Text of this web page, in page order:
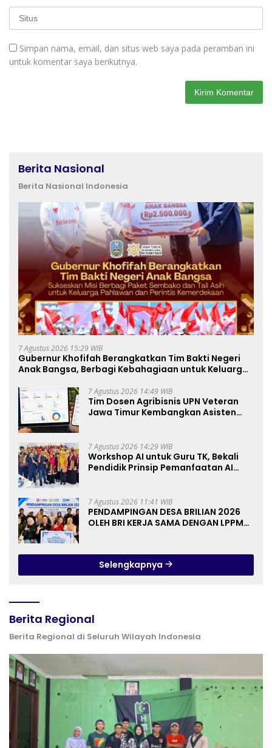
Simpan nama, email, dan situs web saya pada peramban ini
untuk komentar saya berikutnya.
Berita Nasional
Berita Nasional Indonesia
7 Agustus 2026 15:29 WIB
Gubernur Khofifah Berangkatkan Tim Bakti Negeri
Anak Bangsa, Berbagi Kebahagiaan untuk Keluarga
7 Agustus 2026 14:49 WIB
Tim Dosen Agribisnis UPN Veteran
Jawa Timur Kembangkan Asisten
7 Agustus 2026 14:29 WIB
Workshop AI untuk Guru TK, Bekali
Pendidik Prinsip Pemanfaatan AI
7 Agustus 2026 11:41 WIB
PENDAMPINGAN DESA BRILIAN 2026
OLEH BRI KERJA SAMA DENGAN LPPM
Selengkapnya
Berita Regional
Berita Regional di Seluruh Wilayah Indonesia